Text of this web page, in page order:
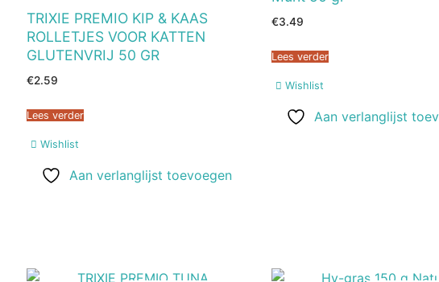
TRIXIE PREMIO KIP & KAAS
ROLLETJES VOOR KATTEN
GLUTENVRIJ 50 GR
€2.59
Lees verder
Wishlist
Aan verlanglijst toevoegen
€3.49
Lees verder
Wishlist
Aan verlanglijst